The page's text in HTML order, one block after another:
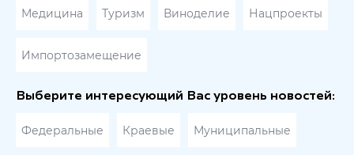
Медицина Туризм Виноделие Нацпроекты
Импортозамещение
Выберите интересующий Вас уровень новостей:
Федеральные Краевые Муниципальные